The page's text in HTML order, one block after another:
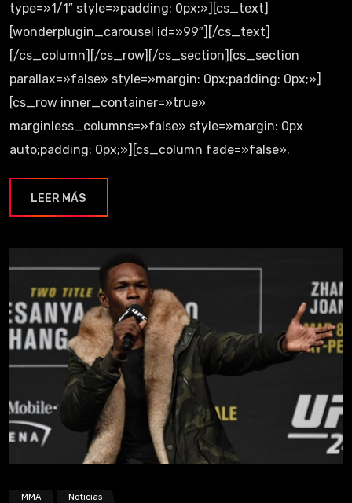
type=»1/1″ style=»padding: 0px;»][cs_text]
[wonderplugin_carousel id=»99″][/cs_text]
[/cs_column][/cs_row][/cs_section][cs_section
parallax=»false» style=»margin: 0px;padding: 0px;»]
[cs_row inner_container=»true»
marginless_columns=»false» style=»margin: 0px
auto;padding: 0px;»][cs_column fade=»false».
LEER MÁS
MMA Noticias